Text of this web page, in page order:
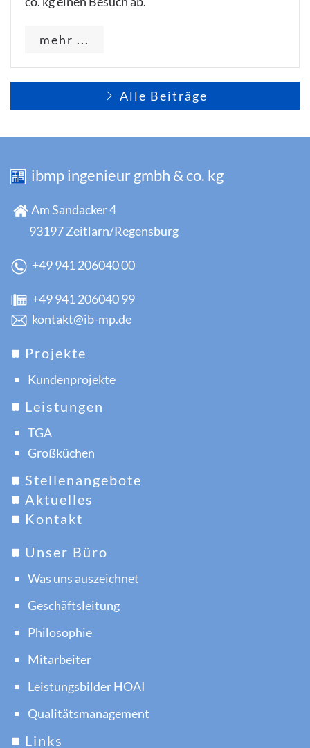
mehr ...
Alle Beiträge
ibmp ingenieur gmbh & co. kg
Am Sandacker 4
93197 Zeitlarn/Regensburg
+49 941 206040 00
+49 941 206040 99
kontakt@ib-mp.de
Projekte
Kundenprojekte
Leistungen
TGA
Großküchen
Stellenangebote
Aktuelles
Kontakt
Unser Büro
Was uns auszeichnet
Geschäftsleitung
Philosophie
Mitarbeiter
Leistungsbilder HOAI
Qualitätsmanagement
Links